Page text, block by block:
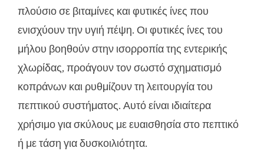
πλούσιο σε βιταμίνες και φυτικές ίνες που
ενισχύουν την υγιή πέψη. Οι φυτικές ίνες του
μήλου βοηθούν στην ισορροπία της εντερικής
χλωρίδας, προάγουν τον σωστό σχηματισμό
κοπράνων και ρυθμίζουν τη λειτουργία του
πεπτικού συστήματος. Αυτό είναι ιδιαίτερα
χρήσιμο για σκύλους με ευαισθησία στο πεπτικό
ή με τάση για δυσκοιλιότητα.